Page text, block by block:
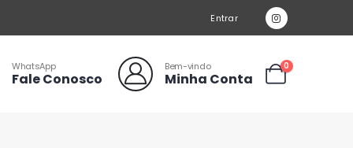
Entrar
WhatsApp
Fale Conosco
Bem-vindo
Minha Conta
0